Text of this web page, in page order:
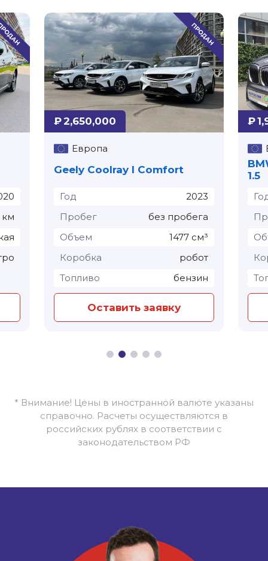
км
₽ 2,650,000
Европа
Geely Coolray I Comfort
Год
2023
Пробег
без пробега
Объем
1477 см³
Коробка
робот
Топливо
бензин
Оставить заявку
₽
1.5
* Внимание! Цены в иностранной валюте указаны
справочно. Расчеты осуществляются в
российских рублях в соответствии с
законодательством РФ